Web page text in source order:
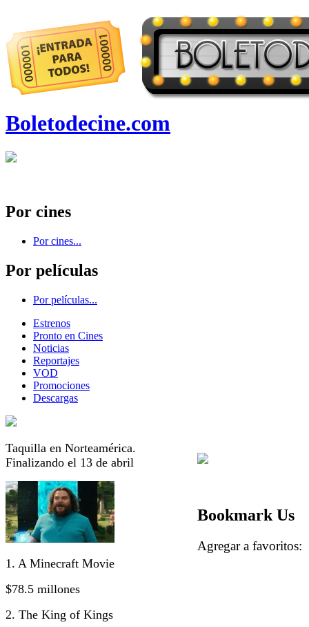
Boletodecine.com
Por cines
Por cines...
Por películas
Por películas...
Estrenos
Pronto en Cines
Noticias
Reportajes
VOD
Promociones
Descargas
Taquilla en Norteamérica.
Finalizando el 13 de abril
1. A Minecraft Movie
$78.5 millones
2. The King of Kings
Bookmark Us
Agregar a